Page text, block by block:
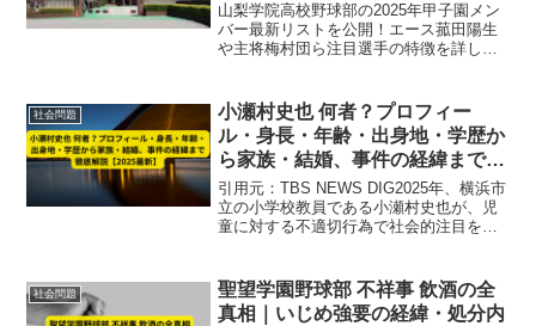
山梨学院高校野球部の2025年甲子園メン
バー最新リストを公開！エース菰田陽生
や主将梅村団ら注目選手の特徴を詳しく
豪チームの秘密に迫ります。
社会問題
小瀬村史也 何者？プロフィー
ル・身長・年齢・出身地・学歴か
ら家族・結婚、事件の経緯まで徹
底解説【2025最新】
引用元：TBS NEWS DIG2025年、横浜市
立の小学校教員である小瀬村史也が、児
童に対する不適切行為で社会的注目を集
情報から事件の経緯・法的手続き・社会
的影響まで...
社会問題
聖望学園野球部 不祥事 飲酒の全
真相｜いじめ強要の経緯・処分内